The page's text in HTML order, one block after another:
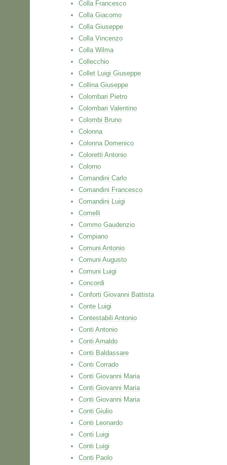
Colla Francesco
Colla Giacomo
Colla Giuseppe
Colla Vincenzo
Colla Wilma
Collecchio
Collet Luigi Giuseppe
Collina Giuseppe
Colombari Pietro
Colombari Valentino
Colombi Bruno
Colonna
Colonna Domenico
Coloretti Antonio
Colorno
Comandini Carlo
Comandini Francesco
Comandini Luigi
Comelli
Commo Gaudenzio
Compiano
Comuni Antonio
Comuni Augusto
Comuni Luigi
Concordi
Conforti Giovanni Battista
Conte Luigi
Contestabili Antonio
Conti Antonio
Conti Arnaldo
Conti Baldassare
Conti Corrado
Conti Giovanni Maria
Conti Giovanni Maria
Conti Giovanni Maria
Conti Giulio
Conti Leonardo
Conti Luigi
Conti Luigi
Conti Paolo